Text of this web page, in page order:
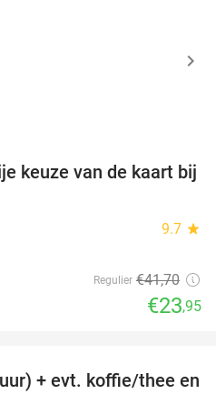
43%
keuze van de kaart bij
9.7 star
Regulier €41,70
€23,95
61%
+ evt. koffie/thee en